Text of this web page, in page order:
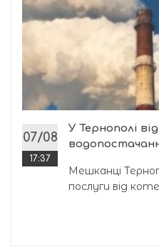
07/08
17:37
У Тернополі
Мешканці
послуги від